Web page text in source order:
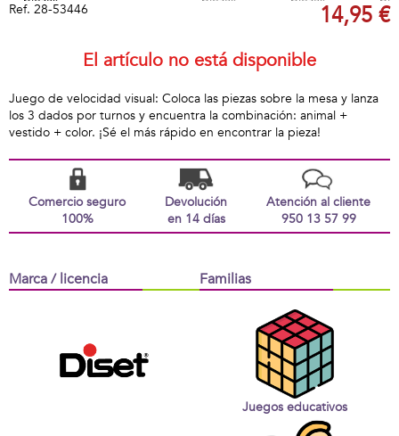
Ref. 28-53446 14,95 €
El artículo no está disponible
Juego de velocidad visual: Coloca las piezas sobre la mesa y lanza
los 3 dados por turnos y encuentra la combinación: animal +
vestido + color. ¡Sé el más rápido en encontrar la pieza!
Comercio seguro
100%
Devolución
en 14 días
Atención al cliente
950 13 57 99
Marca / licencia Familias
Juegos educativos